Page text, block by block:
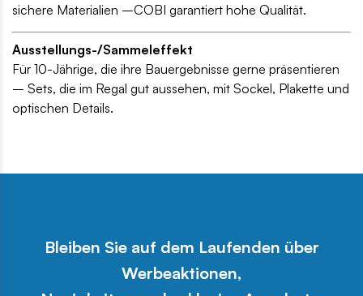
sichere Materialien –COBI garantiert hohe Qualität.
Ausstellungs-/Sammeleffekt
Für 10-Jährige, die ihre Bauergebnisse gerne präsentieren
– Sets, die im Regal gut aussehen, mit Sockel, Plakette und
optischen Details.
Bleiben Sie auf dem Laufenden über
Werbeaktionen,